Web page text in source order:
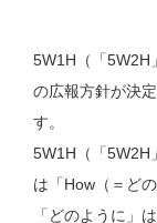
5W1H（「5W2H
の広報方針が決
す。
5W1H（「5W2H
は「How（＝ど
「どのように」